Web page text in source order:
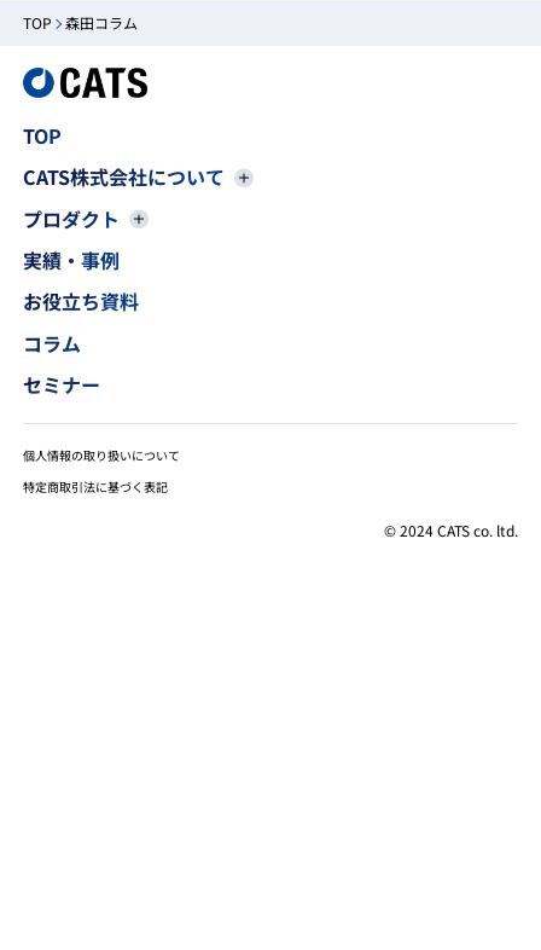
TOP 森田コラム
TOP
CATS株式会社について
プロダクト
実績・事例
お役立ち資料
コラム
セミナー
個人情報の取り扱いについて
特定商取引法に基づく表記
© 2024 CATS co. ltd.